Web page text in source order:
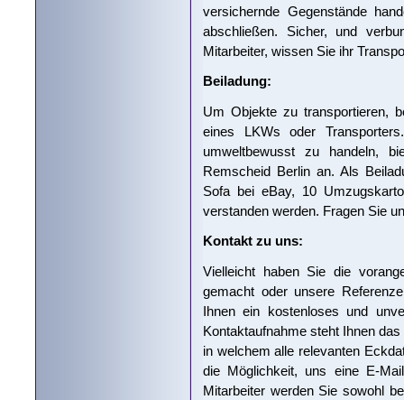
versichernde Gegenstände
abschließen. Sicher, und
Mitarbeiter, wissen Sie ihr
Beiladung:
Um Objekte zu transportieren,
eines LKWs oder
umweltbewusst zu handeln,
Remscheid Berlin an. Als
Sofa bei eBay, 10
verstanden werden. Fragen Sie
Kontakt zu uns:
Vielleicht haben Sie die
gemacht oder unsere
Ihnen ein kostenloses und
Kontaktaufnahme steht Ihnen
in welchem alle relevanten
die Möglichkeit, uns eine E-
Mitarbeiter werden Sie sowohl